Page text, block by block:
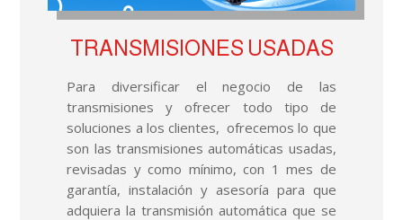
TRANSMISIONES USADAS
Para diversificar el negocio de las
transmisiones y ofrecer todo tipo de
soluciones a los clientes, ofrecemos lo que
son las transmisiones automáticas usadas,
revisadas y como mínimo, con 1 mes de
garantía, instalación y asesoría para que
adquiera la transmisión automática que se